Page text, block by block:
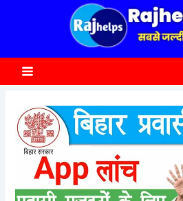
c